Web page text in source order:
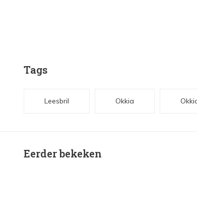
Tags
Leesbril Okkia
Eerder bekeken